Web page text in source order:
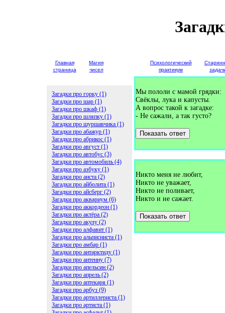
Главная
страница
Магия
чисел
Психологический
практикум
Загадки про горку (1)
Загадки про шар (1)
Загадки про шкаф (1)
Загадки про шляпку (1)
Загадки про шуршавчика (1)
Загадки про абажур (1)
Загадки про абрикос (1)
Загадки про август (1)
Загадки про автобус (3)
Загадки про автомобиль (4)
Загадки про азбуку (1)
Загадки про аиста (2)
Загадки про айболита (1)
Загадки про айсберг (2)
Загадки про аквариум (6)
Загадки про аккордеон (1)
Загадки про актёра (2)
Загадки про акулу (2)
Загадки про алфавит (1)
Загадки про альписниста (1)
Загадки про амбар (1)
Загадки про антарктиду (1)
Загадки про антенну (7)
Загадки про апельсин (2)
Загадки про апрель (2)
Загадки про аптекаря (1)
Загадки про арбуз (9)
Загадки про артиллериста (1)
Загадки про артиста (1)
Мы пололи с мамой грядки:
Свёклы, лука и капусты.
А вопрос такой к загадке:
- Не сажали, а так густо?
Показать ответ
Никто меня не любит,
Никто не уважает,
Никто не поливает,
Никто и не сажает.
Показать ответ